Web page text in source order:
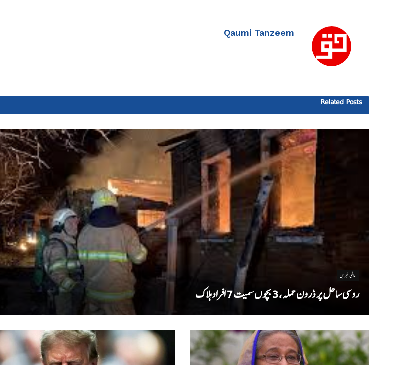
Qaumi Tanzeem
Related Posts
عالمی خبریں
روسی ساحل پر ڈرون حملہ، 3 بچوں سمیت 7 افراد ہلاک